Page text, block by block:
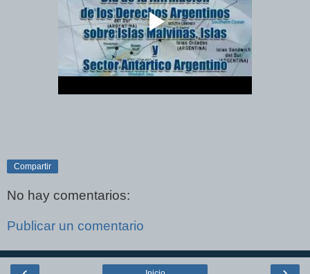
Compartir
No hay comentarios:
Publicar un comentario